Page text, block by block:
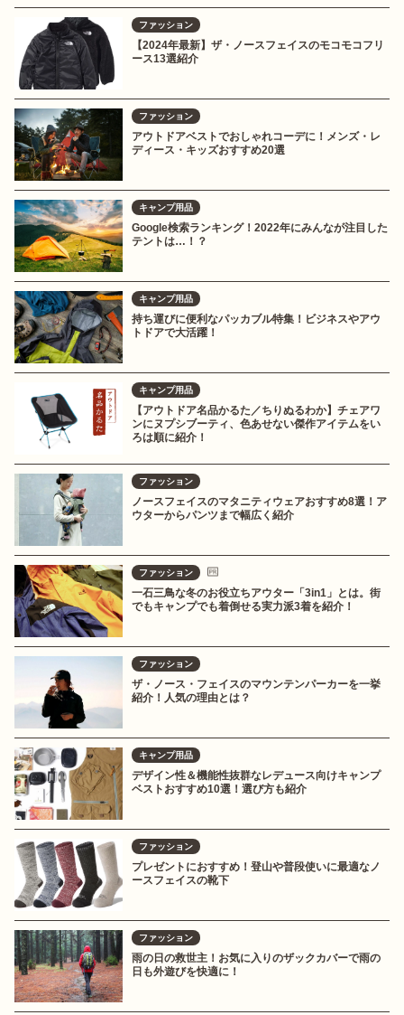
ファッション
【2024年最新】ザ・ノースフェイスのモコモコフリ
ース13選紹介
ファッション
アウトドアベストでおしゃれコーデに！メンズ・レ
ディース・キッズおすすめ20選
キャンプ用品
Google検索ランキング！2022年にみんなが注目した
テントは…！？
キャンプ用品
持ち運びに便利なパッカブル特集！ビジネスやアウ
トドアで大活躍！
キャンプ用品
【アウトドア名品かるた／ちりぬるわか】チェアワ
ンにヌプシブーティ、色あせない傑作アイテムをい
ろは順に紹介！
ファッション
ノースフェイスのマタニティウェアおすすめ8選！ア
ウターからパンツまで幅広く紹介
ファッション
一石三鳥な冬のお役立ちアウター「3in1」とは。街
でもキャンプでも着倒せる実力派3着を紹介！
ファッション
ザ・ノース・フェイスのマウンテンパーカーを一挙
紹介！人気の理由とは？
キャンプ用品
デザイン性＆機能性抜群なレデュース向けキャンプ
ベストおすすめ10選！選び方も紹介
ファッション
プレゼントにおすすめ！登山や普段使いに最適なノ
ースフェイスの靴下
ファッション
雨の日の救世主！お気に入りのザックカバーで雨の
日も外遊びを快適に！